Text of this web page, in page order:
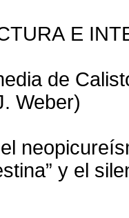
E
de
Weber)
y el